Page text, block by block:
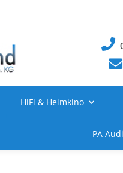
HiFi & Heimkino
PA